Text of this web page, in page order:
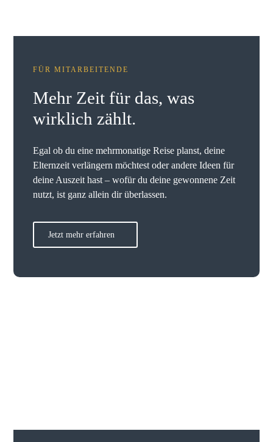
FÜR MITARBEITENDE
Mehr Zeit für das, was
wirklich zählt.
Egal ob du eine mehrmonatige Reise planst, deine
Elternzeit verlängern möchtest oder andere Ideen für
deine Auszeit hast– wofür du deine gewonnene Zeit
nutzt, ist ganz allein dir überlassen.
Jetzt mehr erfahren